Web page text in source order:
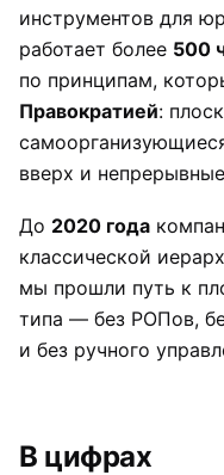
инструментов для
работает более 500
по принципам,
Правократией:
вверх и
До 2020 года
классической
мы прошли путь к
типа — без РОПов,
и без ручного
В цифрах